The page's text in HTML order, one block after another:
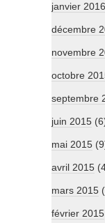
janvier 2016
décembre
novembre
octobre
septembre
juin 2015
mai 2015
avril 2015
mars 2015
février 2015